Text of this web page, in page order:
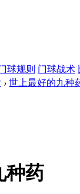
球规则 门球战术
› 世上最好的九种
种药